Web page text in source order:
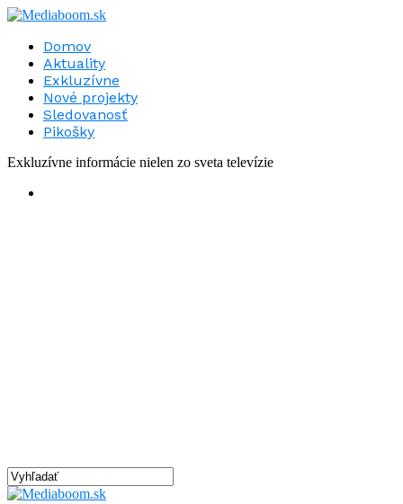
Domov
Aktuality
Exkluzívne
Nové projekty
Sledovanosť
Pikošky
Exkluzívne informácie nielen zo sveta televízie